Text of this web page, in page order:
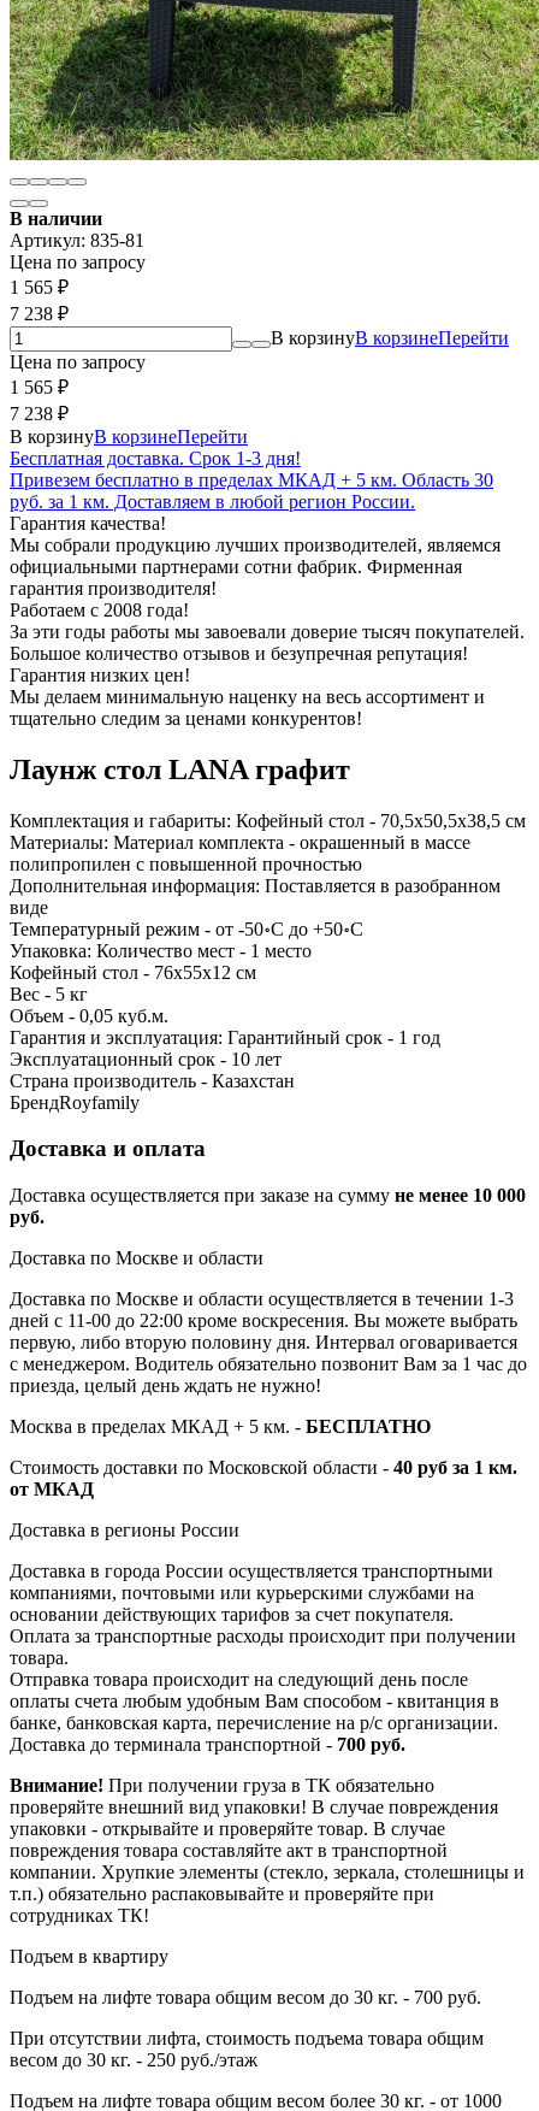
В наличии
Артикул: 835-81
Цена по запросу
1 565 ₽
7 238 ₽
В корзинуВ корзинеПерейти
Цена по запросу
1 565 ₽
7 238 ₽
В корзинуВ корзинеПерейти
Бесплатная доставка. Срок 1-3 дня!
Привезем бесплатно в пределах МКАД + 5 км. Область 30
руб. за 1 км. Доставляем в любой регион России.
Гарантия качества!
Мы собрали продукцию лучших производителей, являемся
официальными партнерами сотни фабрик. Фирменная
гарантия производителя!
Работаем с 2008 года!
За эти годы работы мы завоевали доверие тысяч покупателей.
Большое количество отзывов и безупречная репутация!
Гарантия низких цен!
Мы делаем минимальную наценку на весь ассортимент и
тщательно следим за ценами конкурентов!
Лаунж стол LANA графит
Комплектация и габариты: Кофейный стол - 70,5х50,5х38,5 см
Материалы: Материал комплекта - окрашенный в массе
полипропилен с повышенной прочностью
Дополнительная информация: Поставляется в разобранном
виде
Температурный режим - от -50॰C до +50॰C
Упаковка: Количество мест - 1 место
Кофейный стол - 76х55х12 см
Вес - 5 кг
Объем - 0,05 куб.м.
Гарантия и эксплуатация: Гарантийный срок - 1 год
Эксплуатационный срок - 10 лет
Страна производитель - Казахстан
БрендRoyfamily
Доставка и оплата
Доставка осуществляется при заказе на сумму не менее 10 000
руб.
Доставка по Москве и области
Доставка по Москве и области осуществляется в течении 1-3
дней с 11-00 до 22:00 кроме воскресения. Вы можете выбрать
первую, либо вторую половину дня. Интервал оговаривается
с менеджером. Водитель обязательно позвонит Вам за 1 час до
приезда, целый день ждать не нужно!
Москва в пределах МКАД + 5 км. - БЕСПЛАТНО
Стоимость доставки по Московской области - 40 руб за 1 км.
от МКАД
Доставка в регионы России
Доставка в города России осуществляется транспортными
компаниями, почтовыми или курьерскими службами на
основании действующих тарифов за счет покупателя.
Оплата за транспортные расходы происходит при получении
товара.
Отправка товара происходит на следующий день после
оплаты счета любым удобным Вам способом - квитанция в
банке, банковская карта, перечисление на р/с организации.
Доставка до терминала транспортной - 700 руб.
Внимание! При получении груза в ТК обязательно
проверяйте внешний вид упаковки! В случае повреждения
упаковки - открывайте и проверяйте товар. В случае
повреждения товара составляйте акт в транспортной
компании. Хрупкие элементы (стекло, зеркала, столешницы и
т.п.) обязательно распаковывайте и проверяйте при
сотрудниках ТК!
Подъем в квартиру
Подъем на лифте товара общим весом до 30 кг. - 700 руб.
При отсутствии лифта, стоимость подъема товара общим
весом до 30 кг. - 250 руб./этаж
Подъем на лифте товара общим весом более 30 кг. - от 1000